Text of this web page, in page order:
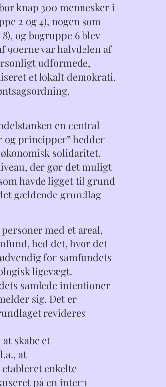
knap 300 mennesker i
2 og 4), nogen som
og bogruppe 6 blev
90erne var halvdelen af
udformede,
et lokalt demokrati,
en central
og principper” hedder
solidaritet,
der gør det muligt
havde ligget til grund
gældende grundlag
med et areal,
hed det, hvor det
for samfundets
ligevægt.
samlede intentioner
sig. Det er
revideres
skabe et
at
enkelte
på en intern